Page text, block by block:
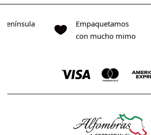
Empaquetamos
con mucho mimo